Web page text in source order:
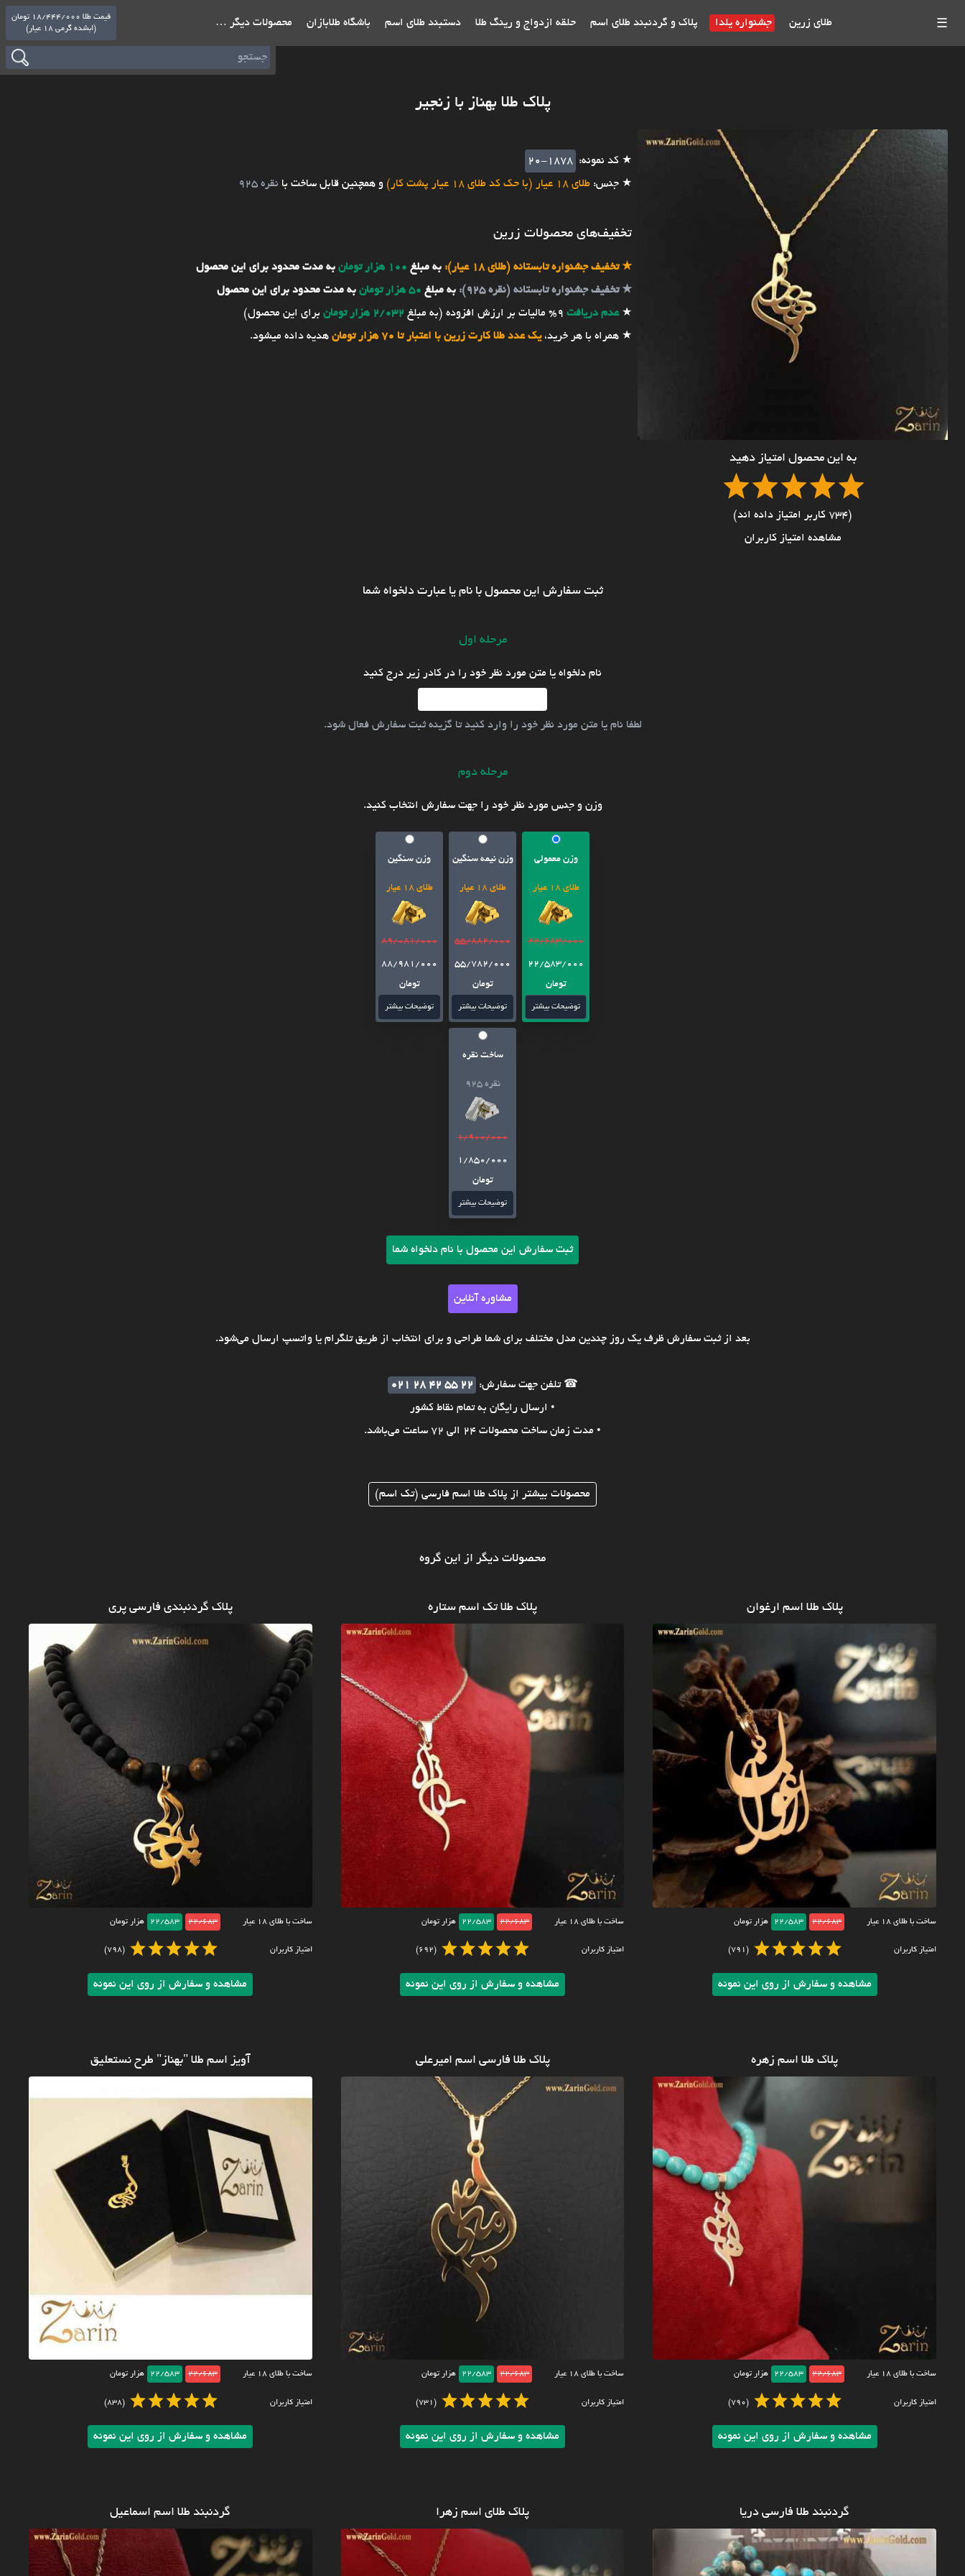
☰ طلای زرین جشنواره یلدا پلاک و گردنبند طلای اسم حلقه ازدواج و رینگ طلا دستبند طلای اسم باشگاه طلابازان محصولات دیگر …
قیمت طلا 18/444/000 تومان
(ابشده گرمی 18 عیار)
پلاک طلا بهناز با زنجیر
به این محصول امتیاز دهید
(734 کاربر امتیاز داده اند)
مشاهده امتیاز کاربران
★ کد نمونه: 20-1878
★ جنس: طلای 18 عیار (با حک کد طلای 18 عیار پشت کار) و همچنین قابل ساخت با نقره 925
تخفیف‌های محصولات زرین
★تخفیف جشنواره تابستانه (طلای 18 عیار): به مبلغ 100 هزار تومان
به مدت محدود برای این محصول
★تخفیف جشنواره تابستانه (نقره 925): به مبلغ 50 هزار تومان
به مدت محدود برای این محصول
★عدم دریافت 9% مالیات بر ارزش افزوده (به مبلغ 2/032 هزار تومان
برای این محصول)
★ همراه با هر خرید،یک عدد طلا کارت زرین با اعتبار تا 70 هزار تومان هدیه داده میشود.
ثبت سفارش این محصول با نام یا عبارت دلخواه شما
مرحله اول
نام دلخواه یا متن مورد نظر خود را در کادر زیر درج کنید
لطفا نام یا متن مورد نظر خود را وارد کنید تا گزینه ثبت سفارش فعال شود.
مرحله دوم
وزن و جنس مورد نظر خود را جهت سفارش انتخاب کنید.
وزن معمولی
طلای 18 عیار
22/683/000
22/583/000
تومان
توضیحات بیشتر
وزن نیمه سنگین
طلای 18 عیار
55/882/000
55/782/000
تومان
توضیحات بیشتر
وزن سنگین
طلای 18 عیار
89/081/000
88/981/000
تومان
توضیحات بیشتر
ساخت نقره
نقره 925
1/900/000
1/850/000
تومان
توضیحات بیشتر
ثبت سفارش این محصول با نام دلخواه شما
مشاوره آنلاین
بعد از ثبت سفارش ظرف یک روز چندین مدل مختلف برای شما طراحی و برای انتخاب از طریق تلگرام یا واتسپ ارسال می‌شود.
☎ تلفن جهت سفارش:
021 28 42 55 22
• ارسال رایگان به تمام نقاط کشور
• مدت زمان ساخت محصولات 24 الی 72 ساعت می‌باشد.
محصولات بیشتر از پلاک طلا اسم فارسی (تک اسم)
محصولات دیگر از این گروه
پلاک طلا اسم ارغوان
ساخت با طلای ۱۸ عیار 22/683
22/583 هزار تومان
امتیاز کاربران (791)
مشاهده و سفارش از روی این نمونه
پلاک طلا تک اسم ستاره
ساخت با طلای ۱۸ عیار 22/683
22/583 هزار تومان
امتیاز کاربران (692)
مشاهده و سفارش از روی این نمونه
پلاک گردنبندی فارسی پری
ساخت با طلای ۱۸ عیار 22/683
22/583 هزار تومان
امتیاز کاربران (798)
مشاهده و سفارش از روی این نمونه
پلاک طلا اسم زهره
ساخت با طلای ۱۸ عیار 22/683
22/583 هزار تومان
امتیاز کاربران (790)
مشاهده و سفارش از روی این نمونه
پلاک طلا فارسی اسم امیرعلی
ساخت با طلای ۱۸ عیار 22/683
22/583 هزار تومان
امتیاز کاربران (731)
مشاهده و سفارش از روی این نمونه
آویز اسم طلا "بهناز" طرح نستعلیق
ساخت با طلای ۱۸ عیار 22/683
22/583 هزار تومان
امتیاز کاربران (838)
مشاهده و سفارش از روی این نمونه
گردنبند طلا فارسی دریا پلاک طلای اسم زهرا گردنبند طلا اسم اسماعیل